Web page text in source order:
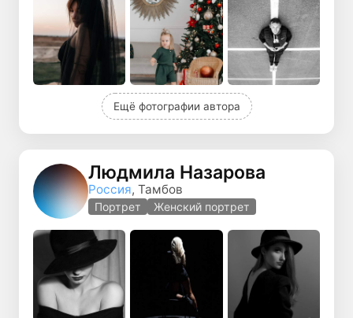
Ещё фотографии автора
Людмила Назарова
Россия, Тамбов
Портрет Женский портрет